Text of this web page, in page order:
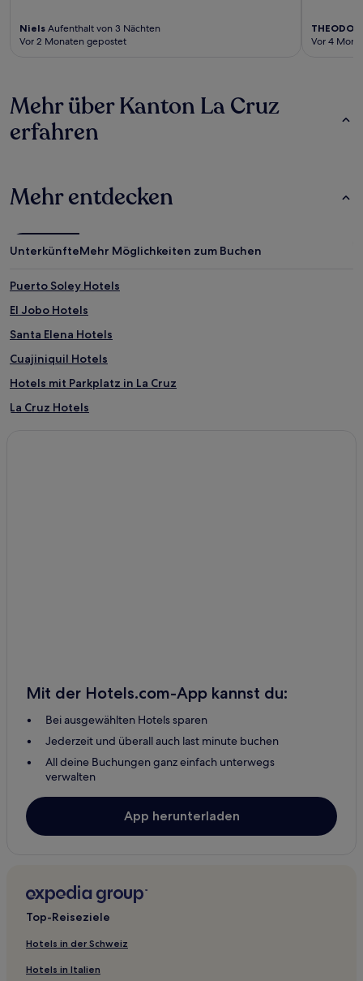
Niels Aufenthalt von 3 Nächten
Vor 2 Monaten gepostet
THEODOR
Vor 4
Mehr über Kanton La Cruz
erfahren
Mehr entdecken
UnterkünfteMehr Möglichkeiten zum Buchen
Puerto Soley Hotels
El Jobo Hotels
Santa Elena Hotels
Cuajiniquil Hotels
Hotels mit Parkplatz in La Cruz
La Cruz Hotels
Mit der Hotels.com-App kannst du:
Bei ausgewählten Hotels sparen
Jederzeit und überall auch last minute buchen
All deine Buchungen ganz einfach unterwegs
verwalten
App herunterladen
Top-Reiseziele
Hotels in der Schweiz
Hotels in Italien